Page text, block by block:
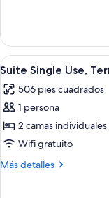
estudio,
Terraza
(Jacuzzi)
Abrir
todas
las
fotos
de
Suite
Single
6
Suite Single Use,
506 pies cuadrados
1 persona
2 camas
Wifi gratuito
Más detalles
Más